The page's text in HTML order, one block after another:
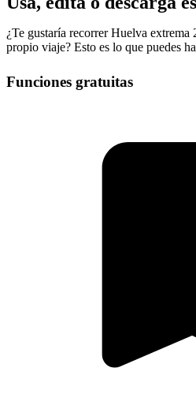
¿Te gustaría recorrer Huelva extrema
propio viaje? Esto es lo que puedes
Funciones gratuitas